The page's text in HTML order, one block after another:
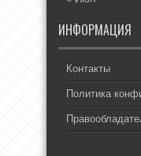
ИНФОРМАЦИЯ
Контакты
Политика